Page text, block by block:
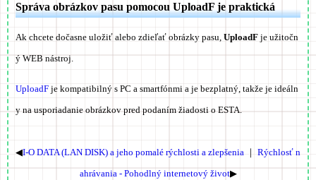
Správa obrázkov pasu pomocou UploadF je praktická
Ak chcete dočasne uložiť alebo zdieľať obrázky pasu, UploadF je užitočn
ý WEB nástroj.
UploadF je kompatibilný s PC a smartfónmi a je bezplatný, takže je ideáln
y na usporiadanie obrázkov pred podaním žiadosti o ESTA.
◀I-O DATA (LAN DISK) a jeho pomalé rýchlosti a zlepšenia ｜ Rýchlosť n
ahrávania - Pohodlný internetový život▶